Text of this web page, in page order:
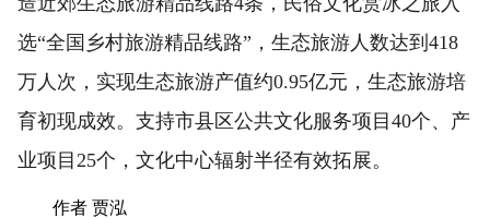
选“全国乡村旅游精品线路”，生态旅游人数达到418
万人次，实现生态旅游产值约0.95亿元，生态旅游培
育初现成效。支持市县区公共文化服务项目40个、产
业项目25个，文化中心辐射半径有效拓展。
作者 贾泓